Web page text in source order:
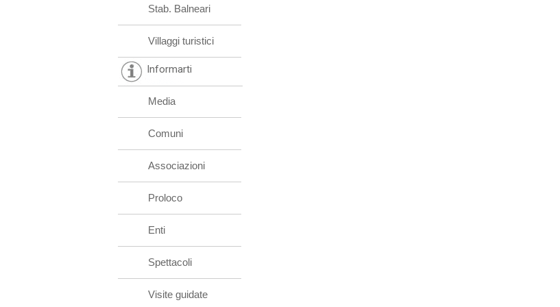
Stab. Balneari
Villaggi turistici
Informarti
Media
Comuni
Associazioni
Proloco
Enti
Spettacoli
Visite guidate